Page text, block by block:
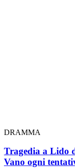
DRAMMA
Tragedia a Lido
Vano ogni